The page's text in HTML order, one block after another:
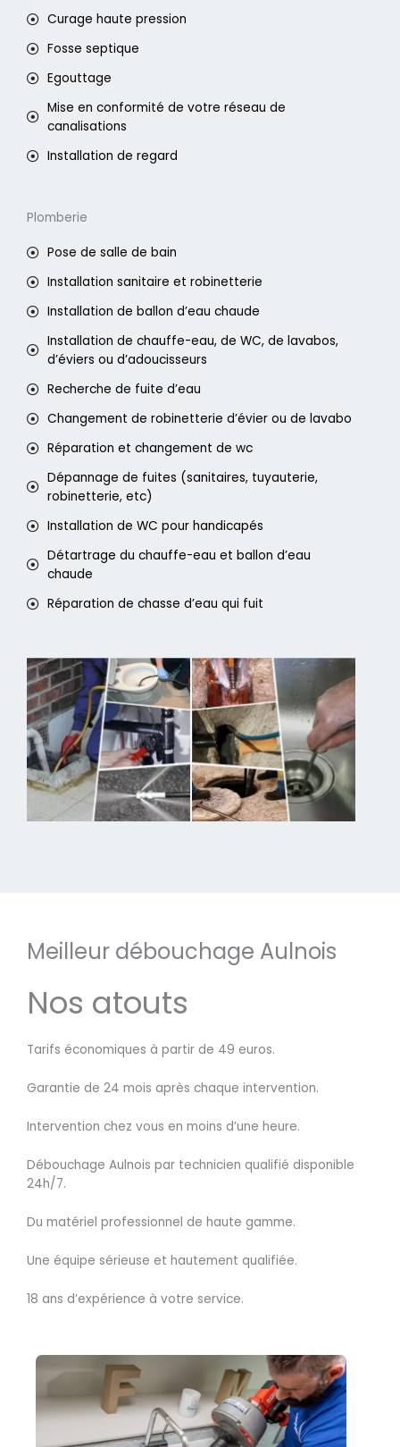
Curage haute pression
Fosse septique
Egouttage
Mise en conformité de votre réseau de
canalisations
Installation de regard
Plomberie
Pose de salle de bain
Installation sanitaire et robinetterie
Installation de ballon d’eau chaude
Installation de chauffe-eau, de WC, de lavabos,
d’éviers ou d’adoucisseurs
Recherche de fuite d’eau
Changement de robinetterie d’évier ou de lavabo
Réparation et changement de wc
Dépannage de fuites (sanitaires, tuyauterie,
robinetterie, etc)
Installation de WC pour handicapés
Détartrage du chauffe-eau et ballon d’eau
chaude
Réparation de chasse d’eau qui fuit
Meilleur débouchage Aulnois
Nos atouts
Tarifs économiques à partir de 49 euros.
Garantie de 24 mois après chaque intervention.
Intervention chez vous en moins d’une heure.
Débouchage Aulnois par technicien qualifié disponible
24h/7.
Du matériel professionnel de haute gamme.
Une équipe sérieuse et hautement qualifiée.
18 ans d’expérience à votre service.